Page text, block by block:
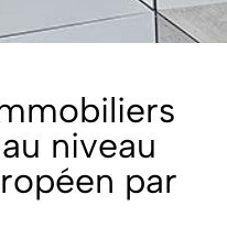
niveau
par